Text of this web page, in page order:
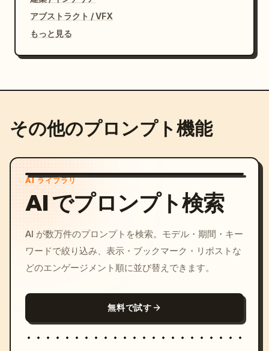
アブストラクト / VFX
もっと見る
その他のプロンプト機能
AI ライブラリ
AI でプロンプト検索
AI が数万件のプロンプトを検索。モデル・期間・キー
ワードで絞り込み、表示・ブックマーク・リポストな
どのエンゲージメント順に並び替えできます。
無料で試す